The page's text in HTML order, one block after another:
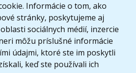
Informácie o tom, ako
stránky, poskytujeme aj
sociálnych médií, inzercie
môžu príslušné informácie
údajmi, ktoré ste im poskytli
keď ste používali ich